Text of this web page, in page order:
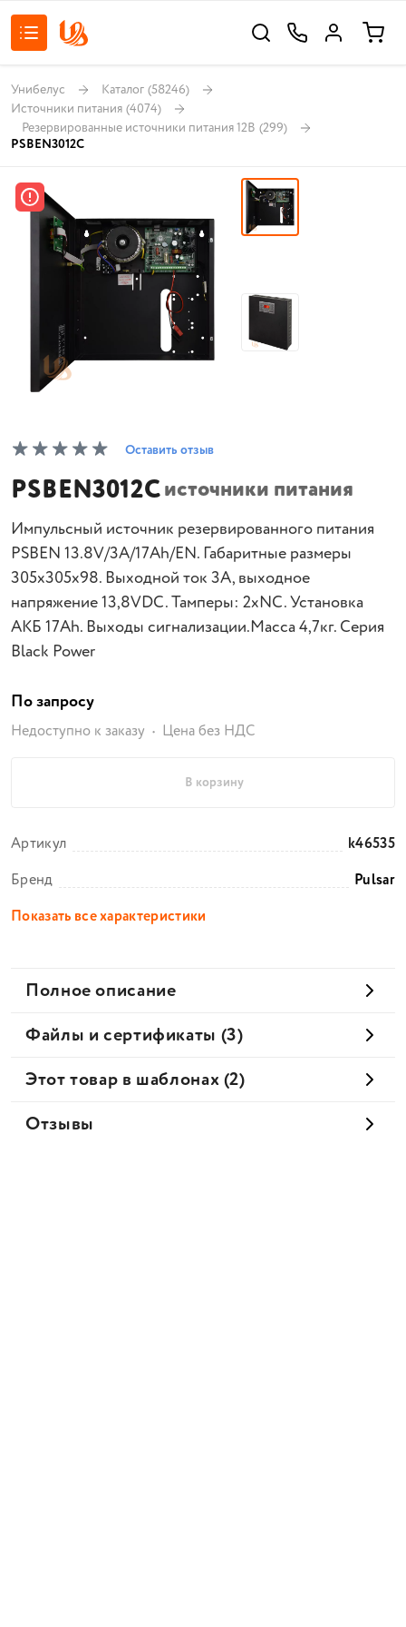
Унибелус Каталог (58246)
Источники питания (4074)
Резервированные источники питания 12В (299)
PSBEN3012C
Оставить отзыв
PSBEN3012Cисточники питания
Импульсный источник резервированного питания
PSBEN 13.8V/3A/17Ah/EN. Габаритные размеры
305x305x98. Выходной ток 3A, выходное
напряжение 13,8VDC. Тамперы: 2xNC. Установка
АКБ 17Ah. Выходы сигнализации.Масса 4,7кг. Серия
Black Power
По запросу
Недоступно к заказу Цена без НДС
В корзину
Артикул
k46535
Бренд
Pulsar
Показать все характеристики
Полное описание
Файлы и сертификаты (3)
Этот товар в шаблонах (2)
Отзывы